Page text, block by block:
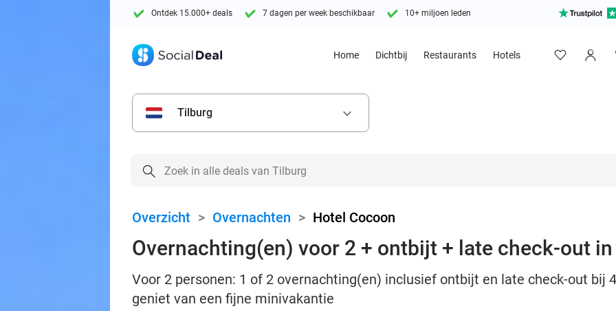
Ontdek 15.000+ deals 7 dagen per week beschikbaar 10+ miljoen leden
Home Dichtbij Restaurants Hotels
Tilburg keyboard_arrow_down
Overzicht > Overnachten > Hotel Cocoon
Overnachting(en) voor 2 + ontbijt + late check-out
Voor 2 personen: 1 of 2 overnachting(en) inclusief ontbijt en late check-out bij
geniet van een fijne minivakantie